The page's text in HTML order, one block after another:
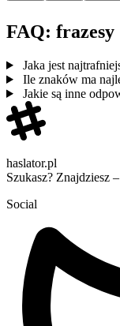
FAQ: frazesy
Jaka jest
Ile znaków ma
Jakie są inne
haslator.pl
Szukasz? Znajdziesz
Social